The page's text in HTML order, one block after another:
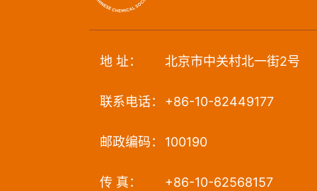
地 址： 北京市中关村北一街2号
联系电话： +86-10-82449177
邮政编码： 100190
传 真： +86-10-62568157